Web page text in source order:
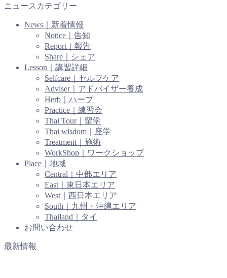
ニュースカテゴリー
News｜新着情報
Notice｜告知
Report｜報告
Share｜シェア
Lesson｜講習詳細
Selfcare｜セルフケア
Adviser｜アドバイザー養成
Herb｜ハーブ
Practice｜練習会
Thai Tour｜留学
Thai wisdom｜座学
Treatment｜施術
WorkShop｜ワークショップ
Place｜地域
Central｜中部エリア
East｜東日本エリア
West｜西日本エリア
South｜九州・沖縄エリア
Thailand｜タイ
お問い合わせ
最新情報